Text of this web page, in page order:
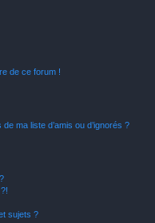
de ce forum !
ma liste d’amis ou d’ignorés ?
sujets ?